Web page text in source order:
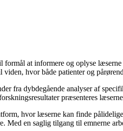
at informere og oplyse
hvor både patienter og
fra dybdegående analyser af
præsenteres
hvor læserne kan finde
Med en saglig tilgang til emnerne